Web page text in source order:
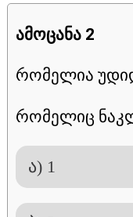
ამოცანა 2
რომელია
რომელიც
ა) 1